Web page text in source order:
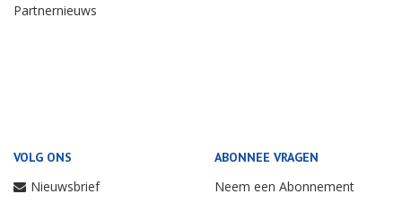
Partnernieuws
VOLG ONS
Nieuwsbrief
ABONNEE VRAGEN
Neem een Abonnement